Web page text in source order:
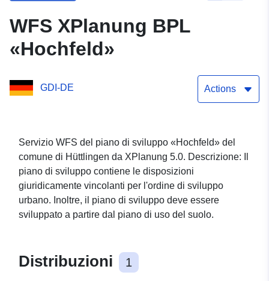
WFS XPlanung BPL
«Hochfeld»
GDI-DE Actions
Servizio WFS del piano di sviluppo «Hochfeld» del
comune di Hüttlingen da XPlanung 5.0. Descrizione: Il
piano di sviluppo contiene le disposizioni
giuridicamente vincolanti per l'ordine di sviluppo
urbano. Inoltre, il piano di sviluppo deve essere
sviluppato a partire dal piano di uso del suolo.
Distribuzioni 1